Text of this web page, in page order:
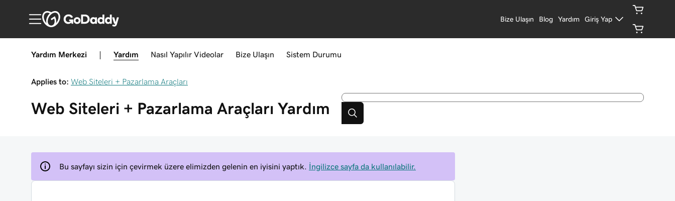
Bize Ulaşın Blog Yardım Giriş Yap
Yardım Merkezi Yardım Nasıl Yapılır Videolar Bize Ulaşın Sistem Durumu
Applies to: Web Siteleri + Pazarlama Araçları
Web Siteleri + Pazarlama Araçları Yardım
Bu sayfayı sizin için çevirmek üzere elimizden gelenin en iyisini yaptık. İngilizce sayfa da kullanılabilir.